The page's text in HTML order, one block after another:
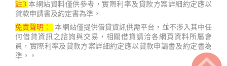
註3 本網站資料僅供參考，實際利率及貸款方案詳細約定應以
貸款申請書及約定書為準。
免責聲明：
本網站僅提供借貸資訊供需平台，並不涉入其中任
何借貸資訊之諮詢與交易，相關借貸請洽各網頁資料所屬會
員，實際利率及貸款方案詳細約定應以貸款申請書及約定書為
準。。